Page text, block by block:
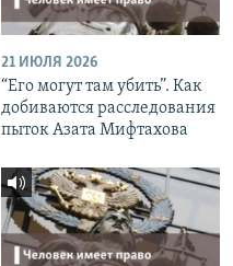
21 ИЮЛЯ 2026
“Его могут там убить”. Как
добиваются расследования
пыток Азата Мифтахова